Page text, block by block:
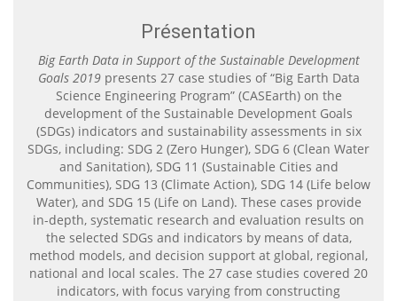
Présentation
Big Earth Data in Support of the Sustainable Development
Goals 2019presents 27 case studies of “Big Earth Data
Science Engineering Program” (CASEarth) on the
development of the Sustainable Development Goals
(SDGs) indicators and sustainability assessments in six
SDGs, including: SDG 2 (Zero Hunger), SDG 6 (Clean Water
and Sanitation), SDG 11 (Sustainable Cities and
Communities), SDG 13 (Climate Action), SDG 14 (Life below
Water), and SDG 15 (Life on Land). These cases provide
in-depth, systematic research and evaluation results on
the selected SDGs and indicators by means of data,
method models, and decision support at global, regional,
national and local scales. The 27 case studies covered 20
indicators, with focus varying from constructing